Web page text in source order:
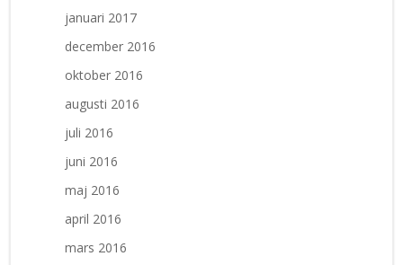
januari 2017
december 2016
oktober 2016
augusti 2016
juli 2016
juni 2016
maj 2016
april 2016
mars 2016